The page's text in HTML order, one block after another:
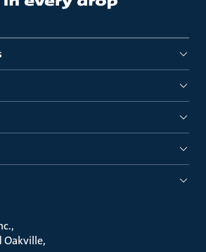
Oakville